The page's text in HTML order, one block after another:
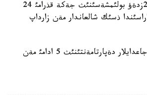
وسئ كذنئ 15 ساعات 15 مينؤتتا ئزدةؤ جذمئستارئن جذرگئزؤ بارئسئندا 26-2زدةؤ بولئمشةسئنئث جةكة قذرامئ 24
ذسئك شالعاندار مةن زارداپ
ئزدةؤ-قذتقارؤ جذمئستارئ ق ر ت ج م-نئث الماتئ وبلئسئ بويئنشا توتةنشة جاعدايلار دةپارتامةنتئنئث 5 ادامئ مةن